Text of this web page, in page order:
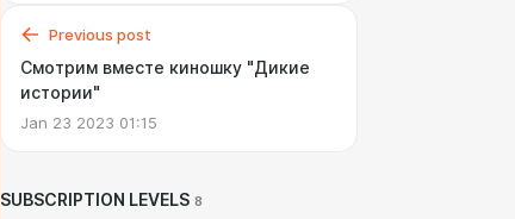
Previous post
Смотрим вместе киношку "Дикие
истории"
Jan 23 2023 01:15
SUBSCRIPTION LEVELS 8